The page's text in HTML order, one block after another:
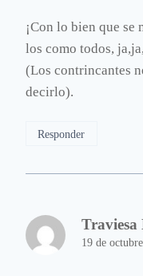
¡Con lo bien que se
los como todos,
(Los contrincantes
decirlo).
Responder
Traviesa
19 de